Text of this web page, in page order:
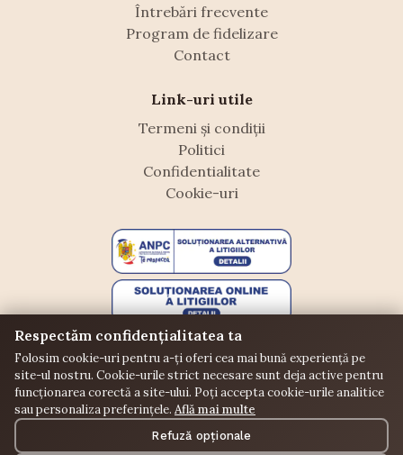
Întrebări frecvente
Program de fidelizare
Contact
Link-uri utile
Termeni și condiții
Politici
Confidentialitate
Cookie-uri
Floraffeine. Toate drepturile rezervate.
Respectăm confidențialitatea ta
Folosim cookie-uri pentru a-ți oferi cea mai bună experiență pe
site-ul nostru. Cookie-urile strict necesare sunt deja active pentru
funcționarea corectă a site-ului. Poți accepta cookie-urile analitice
sau personaliza preferințele. Află mai multe
Refuză opționale